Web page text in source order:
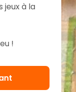
jeux à la
!